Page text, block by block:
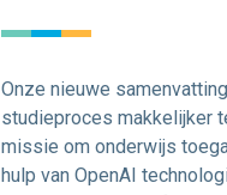
Onze nieuwe
studieproces makkelijker
missie om onderwijs
hulp van OpenAI